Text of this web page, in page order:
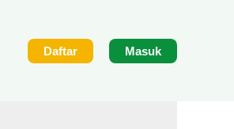
Daftar Masuk